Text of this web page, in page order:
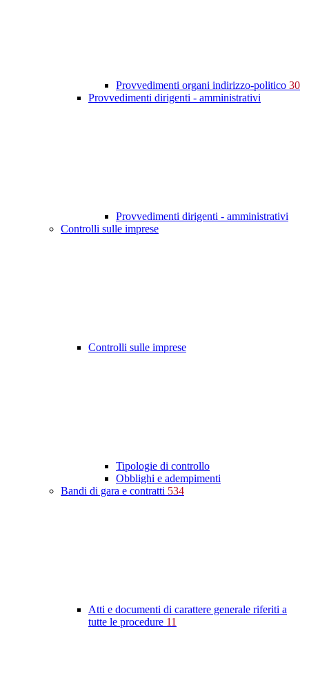
Provvedimenti organi indirizzo-politico 30
Provvedimenti dirigenti - amministrativi
Provvedimenti dirigenti - amministrativi
Controlli sulle imprese
Controlli sulle imprese
Tipologie di controllo
Obblighi e adempimenti
Bandi di gara e contratti 534
Atti e documenti di carattere generale riferiti a
tutte le procedure 11